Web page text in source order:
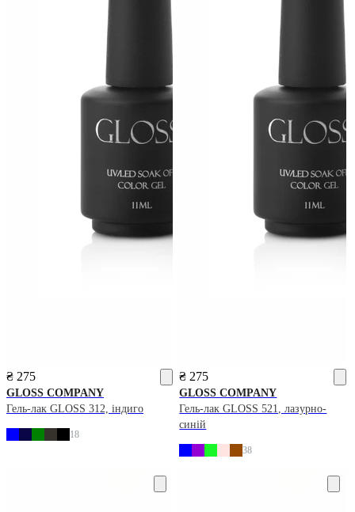
₴ 275
GLOSS COMPANY
Гель-лак GLOSS 312, індиго
18
₴ 275
GLOSS COMPANY
Гель-лак GLOSS 521, лазурно-
синій
38